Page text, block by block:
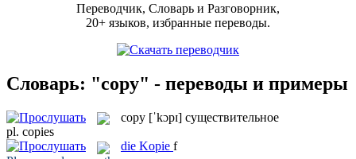
Переводчик, Словарь и Разговорник,
20+ языков, избранные переводы.
Словарь: "copy" - переводы и примеры
copy [ˈkɔpɪ] существительное
pl. copies
die Kopie f